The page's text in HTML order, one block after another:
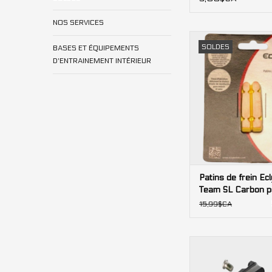
NOS SERVICES
BASES ET ÉQUIPEMENTS
D'ENTRAINEMENT INTÉRIEUR
SOLDES
Patins de frein
Carbon pour jante
AJOUTER AU
Patins de frein
Team SL Carbon
carbone
15,99$CA
R55C3